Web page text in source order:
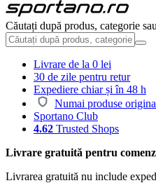
Căutați după produs, categorie
Livrare de la 0 lei
30 de zile pentru retur
Expediere chiar și în 48 h
Numai produse
Sportano Club
4.62 Trusted Shops
Livrare gratuită pentru
Livrarea gratuită nu include